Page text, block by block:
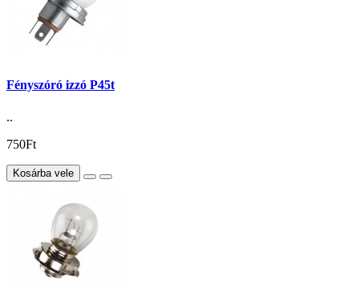
Fényszóró izzó P45t
..
750Ft
Kosárba vele